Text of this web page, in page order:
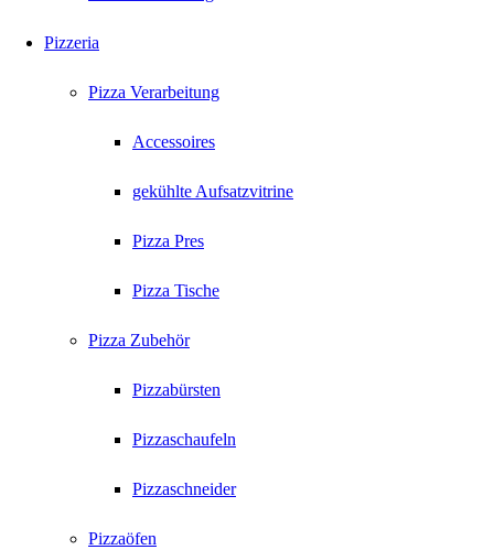
Pizzeria
Pizza Verarbeitung
Accessoires
gekühlte Aufsatzvitrine
Pizza Pres
Pizza Tische
Pizza Zubehör
Pizzabürsten
Pizzaschaufeln
Pizzaschneider
Pizzaöfen